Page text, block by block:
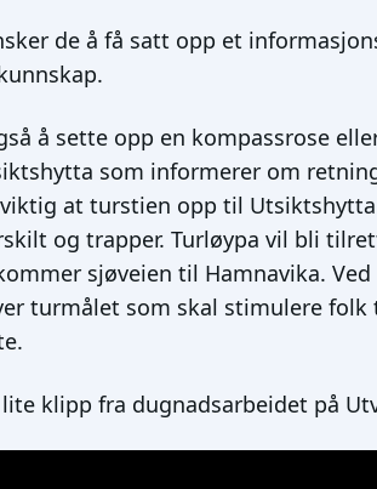
de å få satt opp et
å sette opp en kompassrose
som informerer om
at turstien opp til
og trapper. Turløypa vil bli
sjøveien til Hamnavika.
turmålet som skal stimulere
klipp fra dugnadsarbeidet på